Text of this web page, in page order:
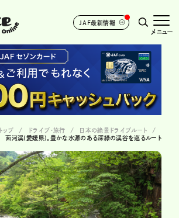
JAF最新情報
メニュー
トップ ドライブ･旅行
日本の絶景ドライブルート
面河渓(愛媛県)。豊かな水源のある深緑の渓谷を巡るルート